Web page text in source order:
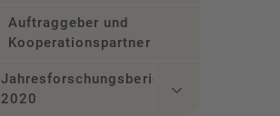
Auftraggeber und
Kooperationspartner
Jahresforschungsbericht
2020